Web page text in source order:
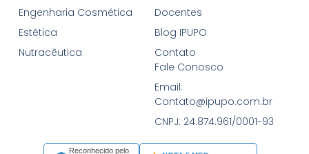
Reconhecido pelo
Engenharia Cosmética
Estética
Nutracêutica
Docentes
Blog IPUPO
Contato
Fale Conosco
Email:
Contato@ipupo.com.br
CNPJ: 24.874.961/0001-93